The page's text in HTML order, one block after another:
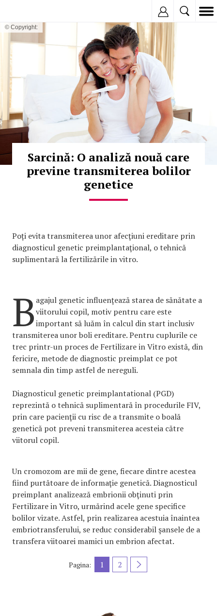
© Copyright:
Sarcină: O analiză nouă care
previne transmiterea bolilor
genetice
Poți evita transmiterea unor afecţiuni ereditare prin
diagnosticul genetic preimplantaţional, o tehnică
suplimentară la fertilizările in vitro.
B agajul genetic influențează starea de sănătate a
viitorului copil, motiv pentru care este
important să luăm în calcul din start inclusiv
transmiterea unor boli ereditare. Pentru cuplurile ce
trec printr-un proces de Fertilizare in Vitro există, din
fericire, metode de diagnostic preimplat ce pot
semnala din timp astfel de nereguli.
Diagnosticul genetic preimplantational (PGD)
reprezintă o tehnică suplimentară în procedurile FIV,
prin care pacienţii cu risc de a transmite o boală
genetică pot preveni transmiterea acesteia către
viitorul copil.
Un cromozom are mii de gene, fiecare dintre acestea
fiind purtătoare de informaţie genetică. Diagnosticul
preimplant analizează embrionii obţinuti prin
Fertilizare in Vitro, urmărind acele gene specifice
bolilor vizate. Astfel, prin realizarea acestuia înaintea
embriotransferului, se reduc considerabil şansele de a
transfera viitoarei mamici un embrion afectat.
Pagina: 1 2